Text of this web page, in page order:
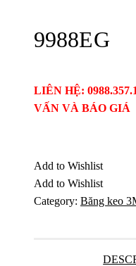
9988EG
LIÊN HỆ:
VẤN VÀ BÁO GIÁ
Add to Wishlist
Add to Wishlist
Category: Băng keo